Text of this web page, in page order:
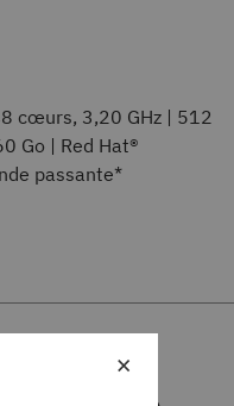
cœurs, 3,20 GHz | 512
Go | Red Hat®
passante*
×